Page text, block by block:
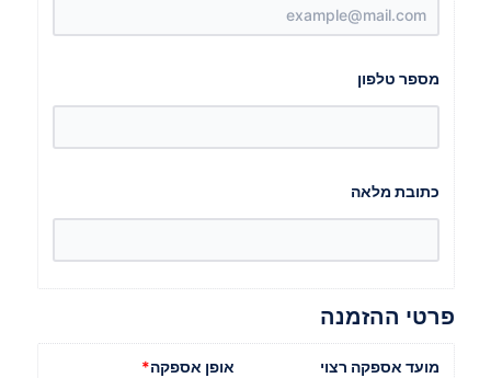
מספר טלפון
כתובת מלאה
פרטי ההזמנה
מועד אספקה רצוי אופן אספקה*